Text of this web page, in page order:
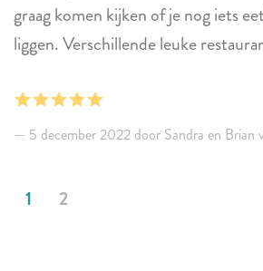
graag komen kijken of je nog iets
liggen. Verschillende leuke
loopafstand.
We hebben hier een fijn verblijf
5 december 2022 door Sandra en Brian
1 2